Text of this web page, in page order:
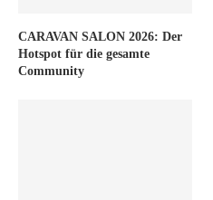
CARAVAN SALON 2026: Der
Hotspot für die gesamte
Community